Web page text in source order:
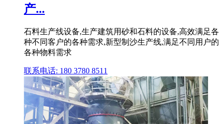
产...
石料生产线设备,生产建筑用砂和石料的设备,高效满足各
种不同客户的各种需求,新型制沙生产线,满足不同用户的
各种物料需求
联系电话: 180 3780 8511